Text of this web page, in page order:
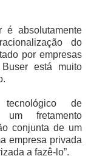
é absolutamente
do
por empresas
está muito
de
um fretamento
conjunta de um
empresa privada
a fazê-lo”.